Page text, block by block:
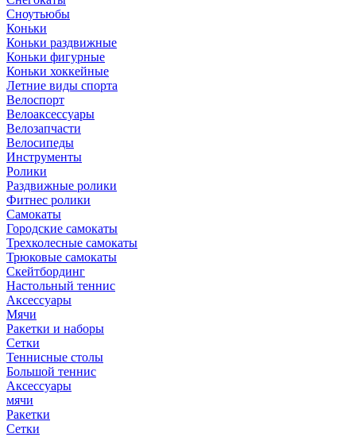
Сноутьюбы
Коньки
Коньки раздвижные
Коньки фигурные
Коньки хоккейные
Летние виды спорта
Велоспорт
Велоаксессуары
Велозапчасти
Велосипеды
Инструменты
Ролики
Раздвижные ролики
Фитнес ролики
Самокаты
Городские самокаты
Трехколесные самокаты
Трюковые самокаты
Скейтбординг
Настольный теннис
Аксессуары
Мячи
Ракетки и наборы
Сетки
Теннисные столы
Большой теннис
Аксессуары
мячи
Ракетки
Сетки